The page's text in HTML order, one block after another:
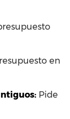
en
Pide